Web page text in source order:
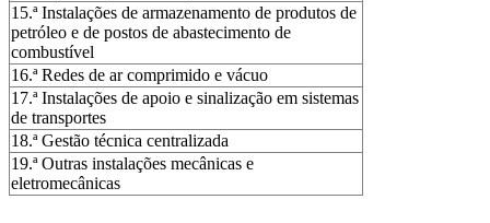
15.ª Instalações de armazenamento de produtos de
petróleo e de postos de abastecimento de
combustível
16.ª Redes de ar comprimido e vácuo
17.ª Instalações de apoio e sinalização em sistemas
de transportes
18.ª Gestão técnica centralizada
19.ª Outras instalações mecânicas e
eletromecânicas